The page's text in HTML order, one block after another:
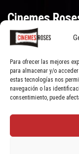
Para ofrecer las mejores
para almacenar y/o
estas tecnologías nos
navegación o las
consentimiento, puede
Cinemes
Gran Via de Pau
972 15 46 46
© Cinemes Roses -